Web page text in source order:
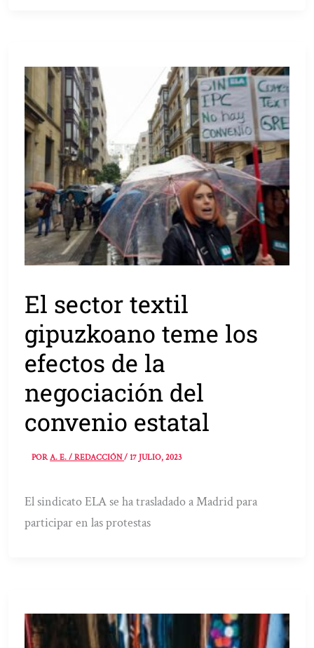
El sector textil
gipuzkoano teme los
efectos de la
negociación del
convenio estatal
PORA. E. / REDACCIÓN/17 JULIO, 2023
El sindicato ELA se ha trasladado a Madrid para
participar en las protestas